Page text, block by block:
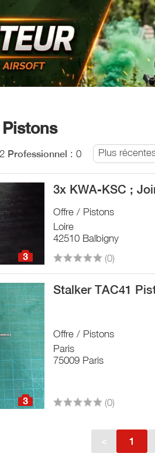
Professionnel : 0 Plus
3
3x KWA-KSC ;
Offre / Pistons
Loire
42510 Balbigny
(0)
3
Stalker TAC41
Offre / Pistons
Paris
75009 Paris
(0)
< 1